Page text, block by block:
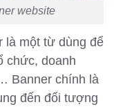
website
là một từ dùng để
chức, doanh
Banner chính là
đến đối tượng